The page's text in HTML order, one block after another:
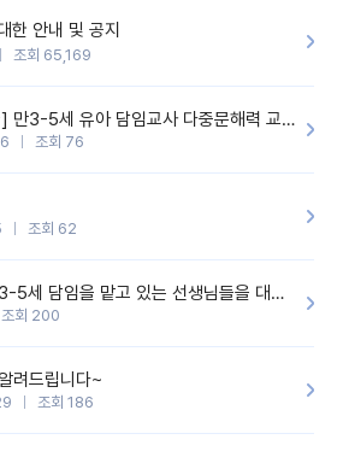
주셔서 감사합니다.
한 안내 및 공지
조회 65,169
[설문조사/기프티콘지급] 만3-5세 유아 담임교사 다중문해력 교육 증진을 위한 설문조사
조회 76
조회 62
[설문조사/기프티콘] 만3-5세 담임을 맡고 있는 선생님들을 대상으로 설문조사를 합니다!
조회 200
려드립니다~
조회 186